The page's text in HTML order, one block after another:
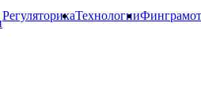
РегуляторикаТехнологии